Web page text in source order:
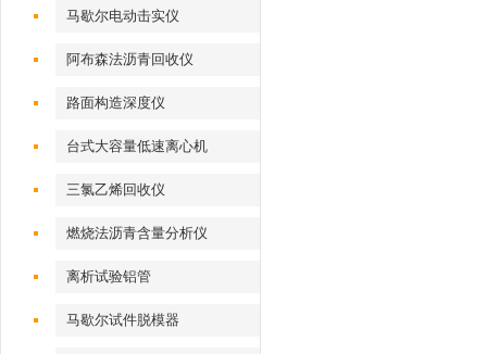
马歇尔电动击实仪
阿布森法沥青回收仪
路面构造深度仪
台式大容量低速离心机
三氯乙烯回收仪
燃烧法沥青含量分析仪
离析试验铝管
马歇尔试件脱模器